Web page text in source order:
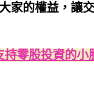
家的權益，讓
持零股投資的小